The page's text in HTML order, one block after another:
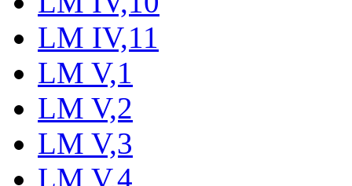
LM IV,11
LM V,1
LM V,2
LM V,3
LM V,4